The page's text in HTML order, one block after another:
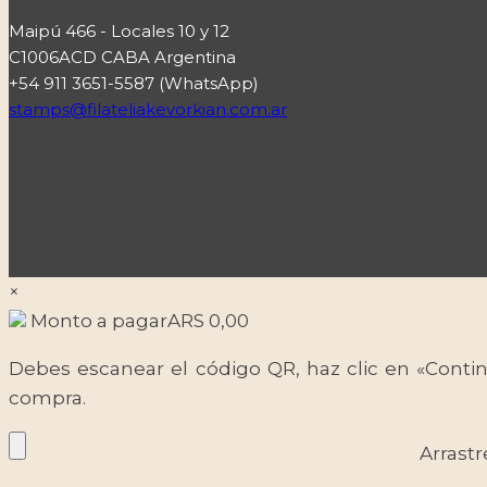
Maipú 466 - Locales 10 y 12
C1006ACD CABA Argentina
+54 911 3651-5587 (WhatsApp)
stamps@filateliakevorkian.com.ar
×
Monto a pagarARS 0,00
Debes escanear el código QR, haz clic en
compra.